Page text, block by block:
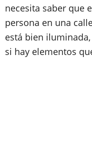
necesita saber que
persona en una
está bien
si hay elementos